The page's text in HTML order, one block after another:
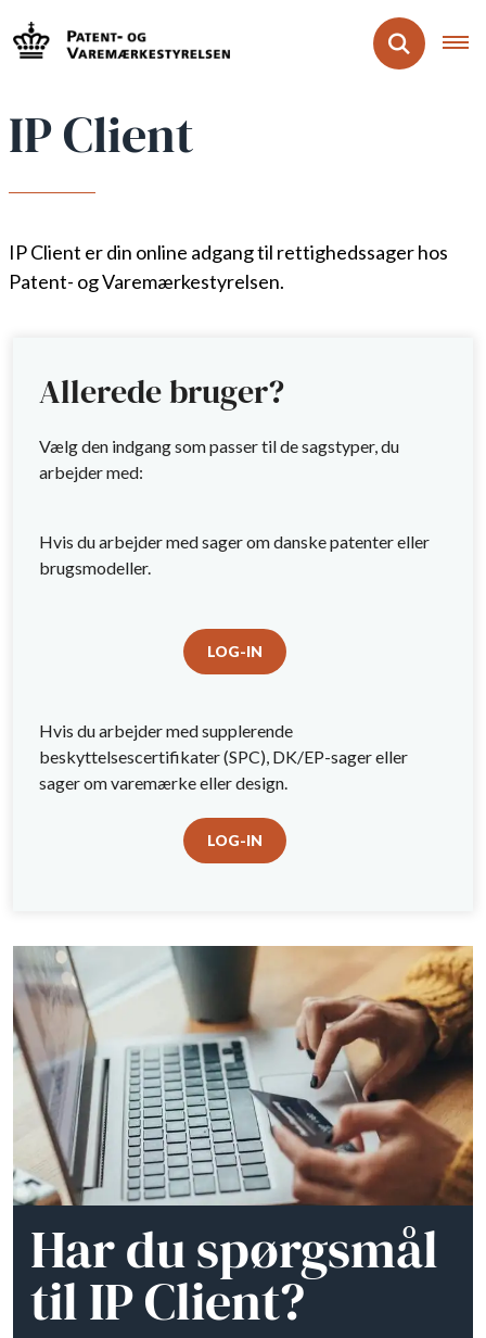
IP Client
IP Client er din online adgang til rettighedssager hos
Patent- og Varemærkestyrelsen.
Allerede bruger?
Vælg den indgang som passer til de sagstyper, du
arbejder med:
Hvis du arbejder med sager om danske patenter eller
brugsmodeller.
LOG-IN
Hvis du arbejder med supplerende
beskyttelsescertifikater (SPC), DK/EP-sager eller
sager om varemærke eller design.
LOG-IN
Har du spørgsmål
til IP Client?